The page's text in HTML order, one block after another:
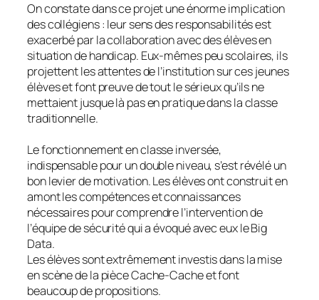
On constate dans ce projet une énorme implication
des collégiens : leur sens des responsabilités est
exacerbé par la collaboration avec des élèves en
situation de handicap. Eux-mêmes peu scolaires, ils
projettent les attentes de l’institution sur ces jeunes
élèves et font preuve de tout le sérieux qu’ils ne
mettaient jusque là pas en pratique dans la classe
traditionnelle.
Le fonctionnement en classe inversée,
indispensable pour un double niveau, s’est révélé un
bon levier de motivation. Les élèves ont construit en
amont les compétences et connaissances
nécessaires pour comprendre l’intervention de
l’équipe de sécurité qui a évoqué avec eux le Big
Data.
Les élèves sont extrêmement investis dans la mise
en scène de la pièce Cache-Cache et font
beaucoup de propositions.